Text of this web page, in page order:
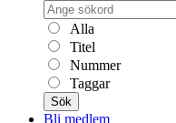
Alla
Titel
Nummer
Taggar
Sök
Bli medlem